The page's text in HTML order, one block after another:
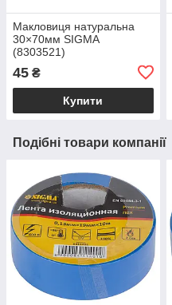
Макловиця натуральна
30×70мм SIGMA
(8303521)
45 ₴
Купити
Подібні товари компанії